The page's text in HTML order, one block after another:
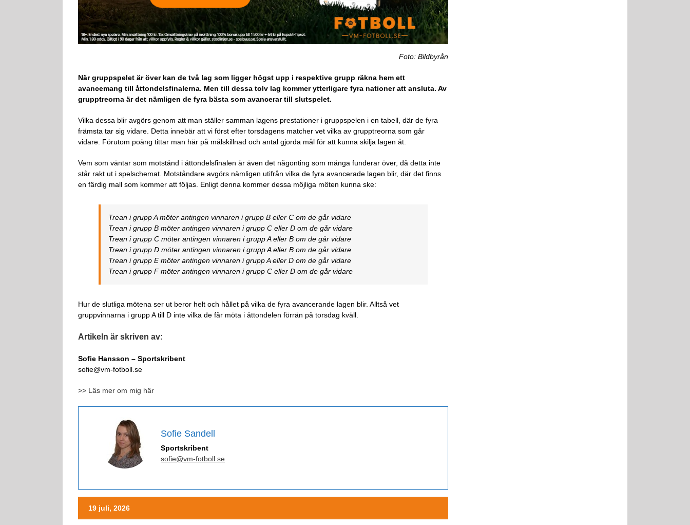
Foto: Bildbyrån
När gruppspelet är över kan de två lag som ligger högst upp i respektive grupp räkna hem ett
avancemang till åttondelsfinalerna. Men till dessa tolv lag kommer ytterligare fyra nationer att ansluta. Av
grupptreorna är det nämligen de fyra bästa som avancerar till slutspelet.
Vilka dessa blir avgörs genom att man ställer samman lagens prestationer i gruppspelen i en tabell, där de fyra
främsta tar sig vidare. Detta innebär att vi först efter torsdagens matcher vet vilka av grupptreorna som går
vidare. Förutom poäng tittar man här på målskillnad och antal gjorda mål för att kunna skilja lagen åt.
Vem som väntar som motstånd i åttondelsfinalen är även det någonting som många funderar över, då detta inte
står rakt ut i spelschemat. Motståndare avgörs nämligen utifrån vilka de fyra avancerade lagen blir, där det finns
en färdig mall som kommer att följas. Enligt denna kommer dessa möjliga möten kunna ske:
Trean i grupp A möter antingen vinnaren i grupp B eller C om de går vidare
Trean i grupp B möter antingen vinnaren i grupp C eller D om de går vidare
Trean i grupp C möter antingen vinnaren i grupp A eller B om de går vidare
Trean i grupp D möter antingen vinnaren i grupp A eller B om de går vidare
Trean i grupp E möter antingen vinnaren i grupp A eller D om de går vidare
Trean i grupp F möter antingen vinnaren i grupp C eller D om de går vidare
Hur de slutliga mötena ser ut beror helt och hållet på vilka de fyra avancerande lagen blir. Alltså vet
gruppvinnarna i grupp A till D inte vilka de får möta i åttondelen förrän på torsdag kväll.
Artikeln är skriven av:
Sofie Hansson – Sportskribent
sofie@vm-fotboll.se
>> Läs mer om mig här
Sofie Sandell
Sportskribent
sofie@vm-fotboll.se
19 juli, 2026